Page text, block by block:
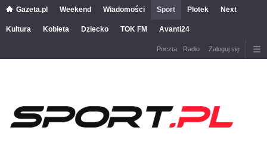
Gazeta.pl Weekend Wiadomości Sport Plotek Next
Kultura Kobieta Dziecko TOK FM Avanti24
Poczta Radio Zaloguj się